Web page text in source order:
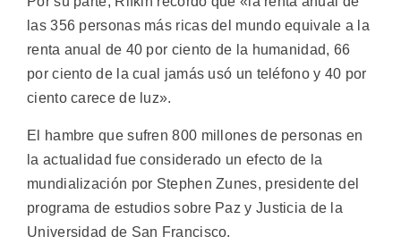
las 356 personas más ricas del mundo equivale a la
renta anual de 40 por ciento de la humanidad, 66
por ciento de la cual jamás usó un teléfono y 40 por
ciento carece de luz».
El hambre que sufren 800 millones de personas en
la actualidad fue considerado un efecto de la
mundialización por Stephen Zunes, presidente del
programa de estudios sobre Paz y Justicia de la
Universidad de San Francisco.